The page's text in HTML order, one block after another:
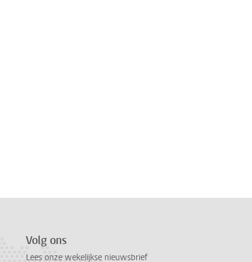
Volg ons
Lees onze wekelijkse nieuwsbrief